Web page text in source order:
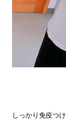
しっかり免疫つ